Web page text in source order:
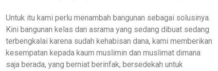
Untuk itu kami perlu menambah bangunan sebagai solusinya.
Kini bangunan kelas dan asrama yang sedang dibuat sedang
terbengkalai karena sudah kehabisan dana, kami memberikan
kesempatan kepada kaum muslimin dan muslimat dimana
saja berada, yang berniat berinfak, bersedekah untuk